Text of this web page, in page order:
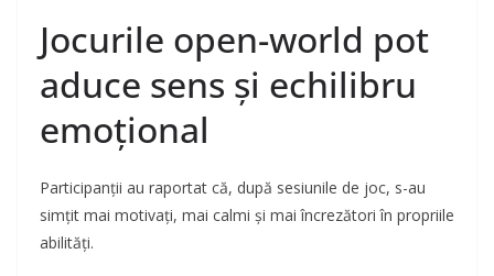
Jocurile open-world pot
aduce sens și echilibru
emoțional
Participanții au raportat că, după sesiunile de joc, s-au
simțit mai motivați, mai calmi și mai încrezători în propriile
abilități.